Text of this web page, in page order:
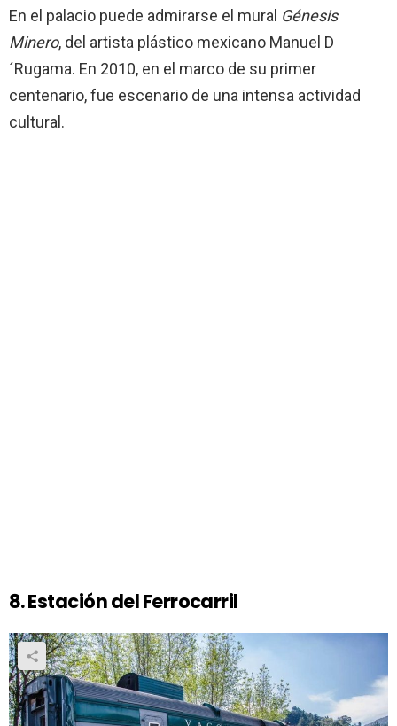
En el palacio puede admirarse el mural Génesis
Minero, del artista plástico mexicano Manuel D
´Rugama. En 2010, en el marco de su primer
centenario, fue escenario de una intensa actividad
cultural.
8. Estación del Ferrocarril